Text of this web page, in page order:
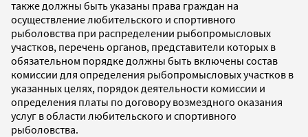
также должны быть указаны права граждан на
осуществление любительского и спортивного
рыболовства при распределении рыбопромысловых
участков, перечень органов, представители которых в
обязательном порядке должны быть включены состав
комиссии для определения рыбопромысловых участков в
указанных целях, порядок деятельности комиссии и
определения платы по договору возмездного оказания
услуг в области любительского и спортивного
рыболовства.